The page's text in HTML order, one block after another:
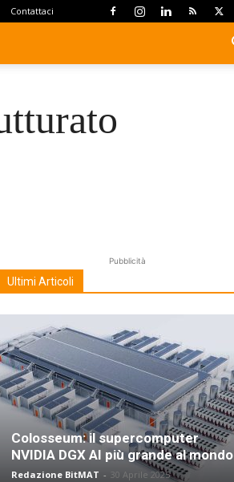
Contattaci
Pubblicità
Ultimi Articoli
Colosseum: il supercomputer
NVIDIA DGX AI più grande al mondo
Redazione BitMAT - 30 Aprile 2025